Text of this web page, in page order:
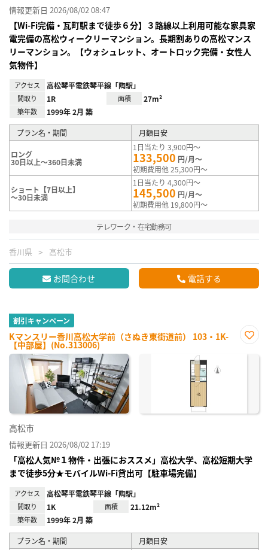
情報更新日 2026/08/02 08:47
【Wi-Fi完備・瓦町駅まで徒歩６分】３路線以上利用可能な家具家
電完備の高松ウィークリーマンション。長期割ありの高松マンス
リーマンション。【ウォシュレット、オートロック完備・女性人
気物件】
アクセス 高松琴平電鉄琴平線「陶駅」
間取り 1R 面積 27m²
築年数 1999年 2月 築
プラン名・期間 月額目安
ロング
30日以上～360日未満
1日当たり 3,900円～
133,500 円/月～
初期費用他 25,300円～
ショート【7日以上】
～30日未満
1日当たり 4,300円～
145,500 円/月～
初期費用他 19,800円～
テレワーク・在宅勤務可
香川県 高松市
お問合わせ 電話する
割引キャンペーン
Kマンスリー香川高松大学前（さぬき東街道前） 103・1K-
【中部屋】(No.313006)
に入
高松市
情報更新日 2026/08/02 17:19
「高松人気№１物件・出張におススメ」高松大学、高松短期大学
まで徒歩5分★モバイルWi-Fi貸出可【駐車場完備】
アクセス 高松琴平電鉄琴平線「陶駅」
間取り 1K 面積 21.12m²
築年数 1999年 2月 築
プラン名・期間
月額目安